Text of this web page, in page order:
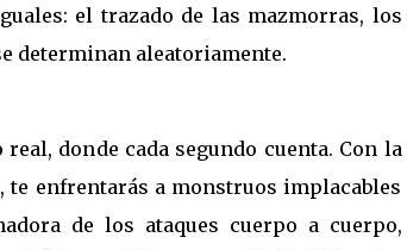
el trazado de las mazmorras, los
determinan aleatoriamente.
donde cada segundo cuenta. Con la
te enfrentarás a monstruos implacables
de los ataques cuerpo a cuerpo,